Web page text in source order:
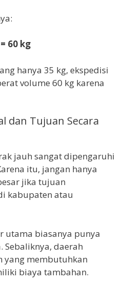
60 kg
hanya 35 kg, ekspedisi
volume 60 kg karena
dan Tujuan Secara
jauh sangat dipengaruhi
itu, jangan hanya
jika tujuan
kabupaten atau
utama biasanya punya
Sebaliknya, daerah
yang membutuhkan
biaya tambahan.